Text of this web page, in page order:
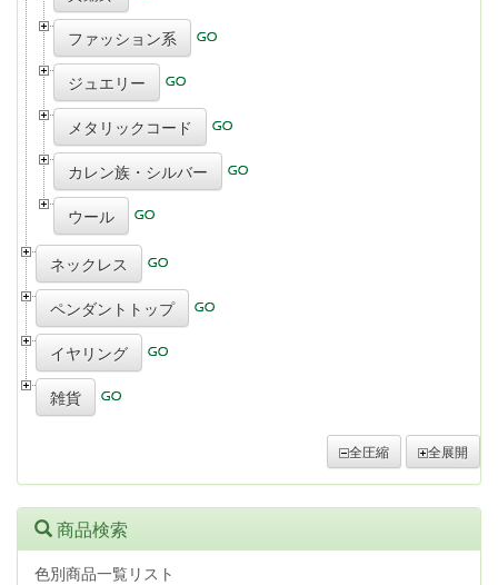
ファッション系
ジュエリー
メタリックコード
カレン族・シルバー
ウール
ネックレス
ペンダントトップ
イヤリング
雑貨
全圧縮 全展開
商品検索
色別商品一覧リスト